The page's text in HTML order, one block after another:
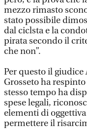
mezzo rimasto
stato possibile
dal ciclsta e la
pirata secondo il
che non”.
Per questo il
Grosseto ha
stesso tempo ha
spese legali,
elementi di
permettere il